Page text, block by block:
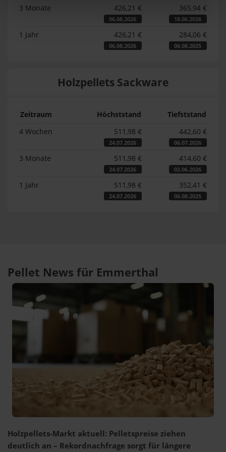
3 Monate 426,21 €
06.08.2026
365,94 €
18.06.2026
1 Jahr 426,21 €
06.08.2026
284,06 €
06.08.2025
Holzpellets Sackware
Zeitraum Höchststand
Tiefststand
4 Wochen
511,98 €
24.07.2026
442,60 €
06.07.2026
3 Monate 511,98 €
24.07.2026
414,60 €
02.06.2026
1 Jahr 511,98 €
24.07.2026
352,41 €
06.08.2025
Pellet News für Emmerthal
Holzpellets-Markt aktuell: Pelletspreise ziehen
deutlich an – Rekordnachfrage sorgt für längere